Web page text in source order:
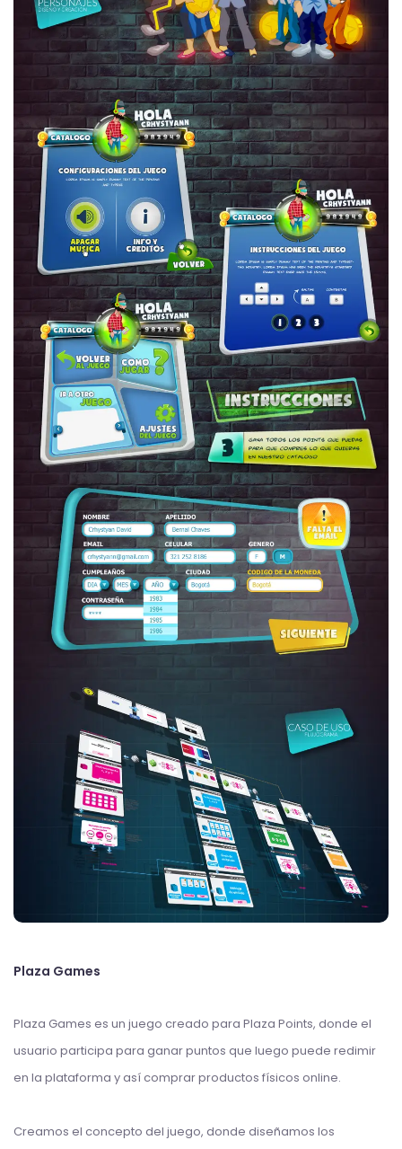
Plaza Games
Plaza Games es un juego creado para Plaza Points, donde el
usuario participa para ganar puntos que luego puede redimir
en la plataforma y así comprar productos físicos online.
Creamos el concepto del juego, donde diseñamos los